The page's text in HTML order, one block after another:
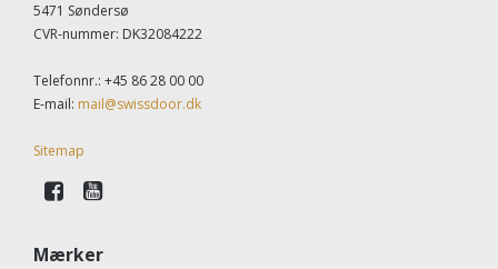
5471 Søndersø
CVR-nummer: DK32084222
Telefonnr.: +45 86 28 00 00
E-mail: mail@swissdoor.dk
Sitemap
Mærker